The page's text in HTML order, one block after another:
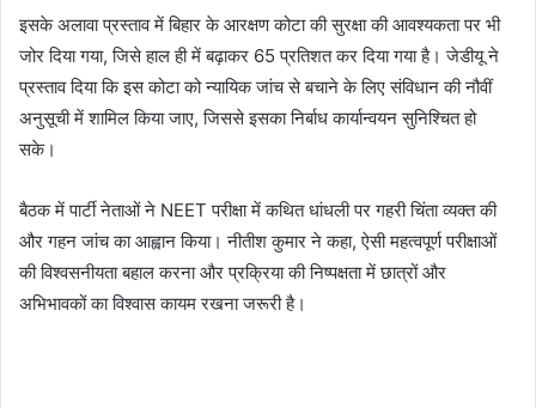
इसके अलावा प्रस्ताव में बिहार के आरक्षण कोटा की सुरक्षा की आवश्यकता पर भी
जोर दिया गया, जिसे हाल ही में बढ़ाकर 65 प्रतिशत कर दिया गया है। जेडीयू ने
प्रस्ताव दिया कि इस कोटा को न्यायिक जांच से बचाने के लिए संविधान की नौवीं
अनुसूची में शामिल किया जाए, जिससे इसका निर्बाध कार्यान्वयन सुनिश्चित हो
सके।
बैठक में पार्टी नेताओं ने NEET परीक्षा में कथित धांधली पर गहरी चिंता व्यक्त की
और गहन जांच का आह्वान किया। नीतीश कुमार ने कहा, ऐसी महत्वपूर्ण परीक्षाओं
की विश्वसनीयता बहाल करना और प्रक्रिया की निष्पक्षता में छात्रों और
अभिभावकों का विश्वास कायम रखना जरूरी है।